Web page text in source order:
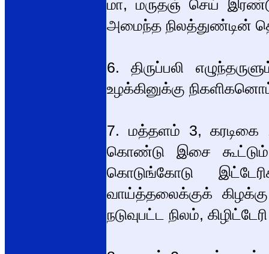
மா, மருதஞ் செய்
அமைந்த நிலத்துண்டின்
6. திருப்பலி
உழக்கினுக்கு
7. மத்தளம் 3,
கொண்டு இசை கூட்டும்
கொடுங்கோடு
வாய்த்தலைக்குக்
நடுவுபட்ட நிலம்,